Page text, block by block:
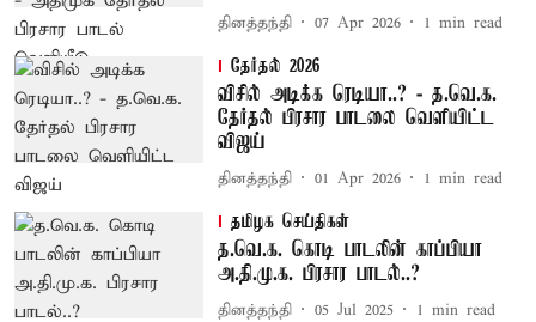
தினத்தந்தி 07 Apr 2026 1 min read
தேர்தல் 2026
விசில் அடிக்க ரெடியா..? - த.வெ.க.
தேர்தல் பிரசார பாடலை வெளியிட்ட
விஜய்
தினத்தந்தி 01 Apr 2026 1 min read
தமிழக செய்திகள்
த.வெ.க. கொடி பாடலின் காப்பியா
அ.தி.மு.க. பிரசார பாடல்..?
தினத்தந்தி 05 Jul 2025 1 min read